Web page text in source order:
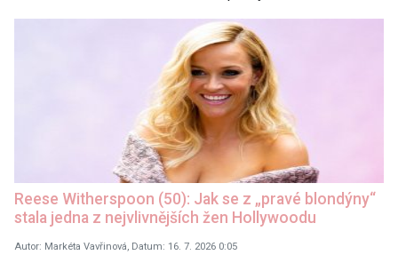
Reese Witherspoon (50): Jak se z „pravé blondýny“
stala jedna z nejvlivnějších žen Hollywoodu
Autor: Markéta Vavřinová, Datum: 16. 7. 2026 0:05